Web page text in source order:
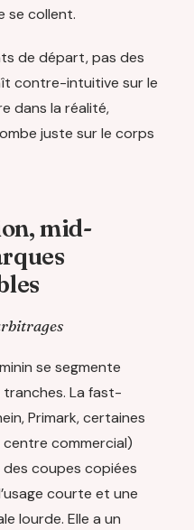
se collent.
de départ, pas des
contre-intuitive sur le
dans la réalité,
juste sur le corps
mid-
se segmente
La fast-
Primark, certaines
centre commercial)
coupes copiées
courte et une
lourde. Elle a un